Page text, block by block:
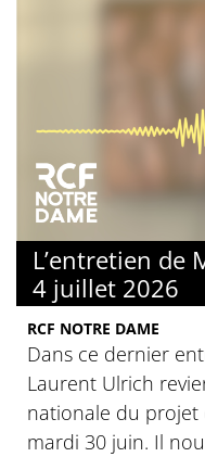
L’entretien de
4 juillet 2026
RCF NOTRE DAME
Dans ce dernier
Laurent Ulrich
nationale du projet
mardi 30 juin. Il